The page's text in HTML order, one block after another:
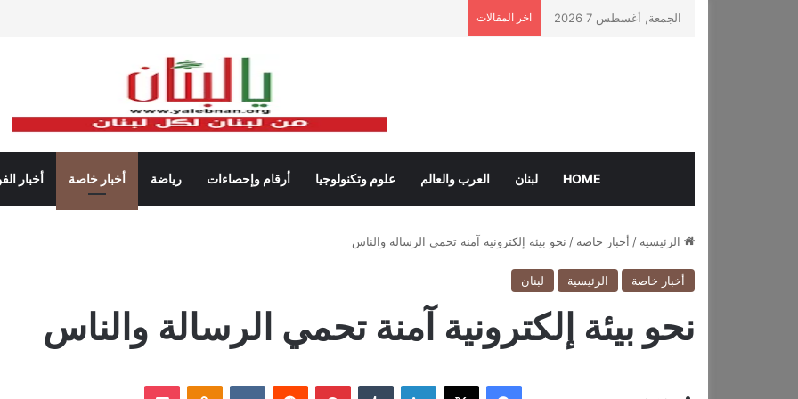
الجمعة, أغسطس 7 2026 اخر المقالات
HOME لبنان العرب والعالم علوم وتكنولوجيا أرقام وإحصاءات رياضة أخبار خاصة أخبار
الرئيسية / أخبار خاصة / نحو بيئة إلكترونية آمنة تحمي الرسالة والناس
أخبار خاصة الرئيسية لبنان
نحو بيئة إلكترونية آمنة تحمي الرسالة والناس
فيسبوك ‫X لينكدإن بينتيريست ‏VKontakte